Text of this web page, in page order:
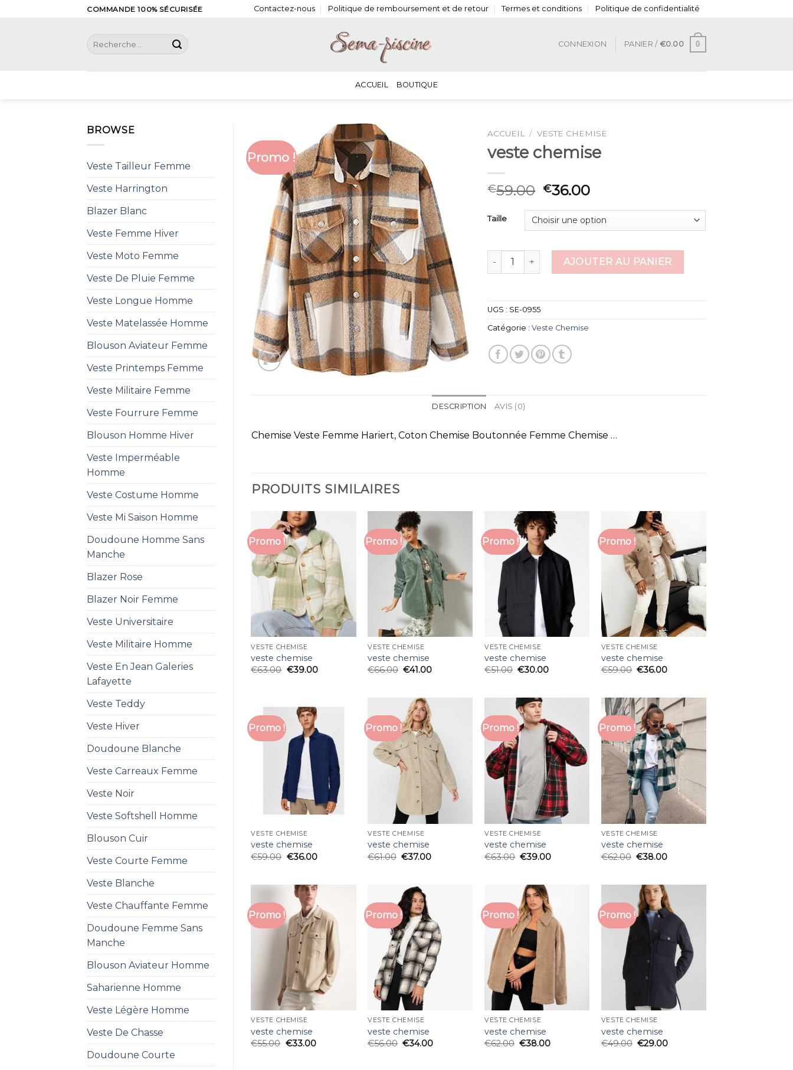
COMMANDE 100% SÉCURISÉE Contactez-nous Politique de remboursement et de retour Termes et conditions Politique de confidentialité
Recherche
pour :
CONNEXION PANIER / €0.00 0
ACCUEIL BOUTIQUE
BROWSE
Veste Tailleur Femme
Veste Harrington
Blazer Blanc
Veste Femme Hiver
Veste Moto Femme
Veste De Pluie Femme
Veste Longue Homme
Veste Matelassée Homme
Blouson Aviateur Femme
Veste Printemps Femme
Veste Militaire Femme
Veste Fourrure Femme
Blouson Homme Hiver
Veste Imperméable
Homme
Veste Costume Homme
Veste Mi Saison Homme
Doudoune Homme Sans
Manche
Blazer Rose
Blazer Noir Femme
Veste Universitaire
Veste Militaire Homme
Veste En Jean Galeries
Lafayette
Veste Teddy
Veste Hiver
Doudoune Blanche
Veste Carreaux Femme
Veste Noir
Veste Softshell Homme
Blouson Cuir
Veste Courte Femme
Veste Blanche
Veste Chauffante Femme
Doudoune Femme Sans
Manche
Blouson Aviateur Homme
Saharienne Homme
Veste Légère Homme
Veste De Chasse
Doudoune Courte
Promo !
ACCUEIL / VESTE CHEMISE
veste chemise
€59.00 €36.00
Taille
quantité de veste chemiseAJOUTER AU PANIER
UGS : SE-0955
Catégorie :Veste Chemise
DESCRIPTION AVIS (0)
Chemise Veste Femme Hariert, Coton Chemise Boutonnée Femme Chemise …
PRODUITS SIMILAIRES
Promo !
VESTE CHEMISE
veste chemise
€63.00 €39.00
Promo !
VESTE CHEMISE
veste chemise
€66.00 €41.00
Promo !
VESTE CHEMISE
veste chemise
€51.00 €30.00
Promo !
VESTE CHEMISE
veste chemise
€59.00 €36.00
Promo !
VESTE CHEMISE
veste chemise
€59.00 €36.00
Promo !
VESTE CHEMISE
veste chemise
€61.00 €37.00
Promo !
VESTE CHEMISE
veste chemise
€63.00 €39.00
Promo !
VESTE CHEMISE
veste chemise
€62.00 €38.00
Promo !
VESTE CHEMISE
veste chemise
€55.00 €33.00
Promo !
VESTE CHEMISE
veste chemise
€56.00 €34.00
Promo !
VESTE CHEMISE
veste chemise
€62.00 €38.00
Promo !
VESTE CHEMISE
veste chemise
€49.00 €29.00